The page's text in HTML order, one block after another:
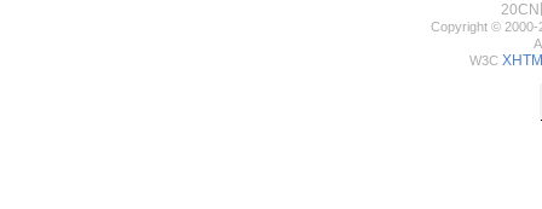
20CN
Copyright © 2000-
W3C